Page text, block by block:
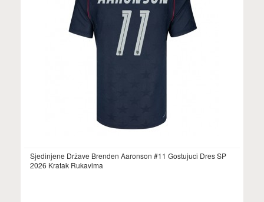
Sjedinjene Države Brenden Aaronson #11 Gostujuci Dres SP
2026 Kratak Rukavima